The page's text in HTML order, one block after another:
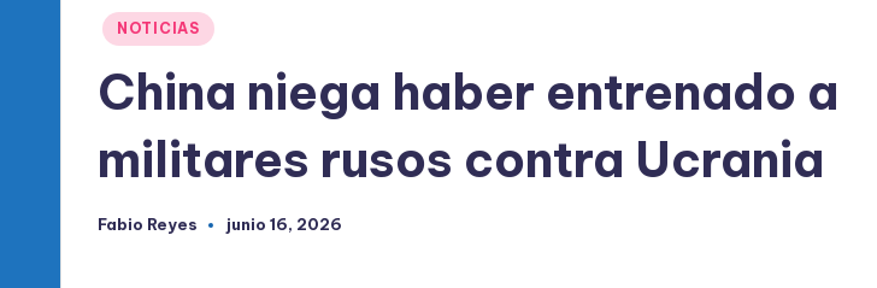
Publicado
NOTICIAS
China niega haber entrenado a
militares rusos contra Ucrania
Publicado
Fabio Reyes junio 16, 2026